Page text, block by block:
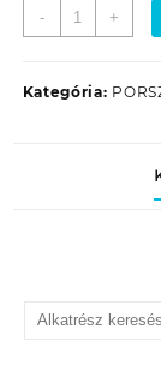
-
ZELMER
187.0004
+
Kategória:
Keresés